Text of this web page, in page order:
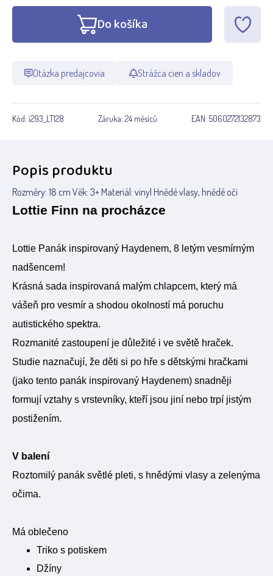
Do košíka
Otázka predajcovia Strážca cien a skladov
Kód: i293_LT128 Záruka: 24 měsíců EAN: 5060272132873
Popis produktu
Rozměry: 18 cm Věk: 3+ Materiál: vinyl Hnědé vlasy, hnědé oči
Lottie Finn na procházce
Lottie Panák inspirovaný Haydenem, 8 letým vesmírným
nadšencem!
Krásná sada inspirovaná malým chlapcem, který má
vášeň pro vesmír a shodou okolností má poruchu
autistického spektra.
Rozmanité zastoupení je důležité i ve světě hraček.
Studie naznačují, že děti si po hře s dětskými hračkami
(jako tento panák inspirovaný Haydenem) snadněji
formují vztahy s vrstevníky, kteří jsou jiní nebo trpí jistým
postižením.
V balení
Roztomilý panák světlé pleti, s hnědými vlasy a zelenýma
očima.
Má oblečeno
Triko s potiskem
Džíny